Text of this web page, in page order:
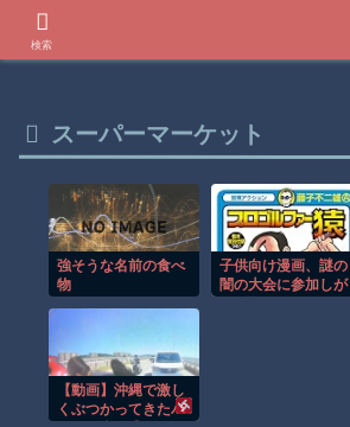
スーパーマーケット
強そうな名前の食べ
物
子供向け漫画、謎の
闇の大会に参加しが
【動画】沖縄で激し
くぶつかってきたバ
検索